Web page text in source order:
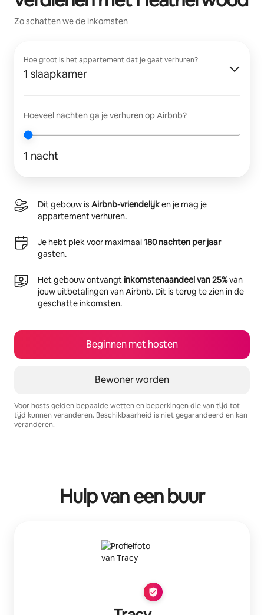
Zo schatten we de inkomsten
Hoe groot is het appartement dat je gaat verhuren?
1 slaapkamer
Hoeveel nachten ga je verhuren op Airbnb?
1 nacht
Dit gebouw is Airbnb-vriendelijken je mag je
appartement verhuren.
Je hebt plek voor maximaal 180 nachten per jaar
gasten.
Het gebouw ontvangtinkomstenaandeel van 25%van
jouw uitbetalingen van Airbnb. Dit is terug te zien in de
geschatte inkomsten.
Beginnen met hosten
Bewoner worden
Voor hosts gelden bepaalde wetten en beperkingen die van tijd tot
tijd kunnen veranderen. Beschikbaarheid is niet gegarandeerd en kan
veranderen.
Hulp van een buur